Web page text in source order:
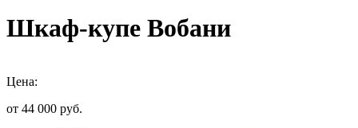
Шкаф-купе Вобани
Цена:
от 44 000 руб.